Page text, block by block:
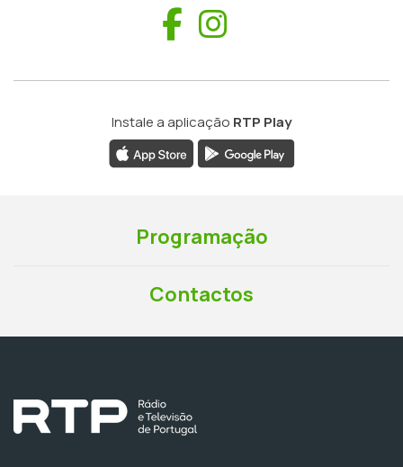
Facebook
Instale a aplicação RTP Play
Programação
Contactos